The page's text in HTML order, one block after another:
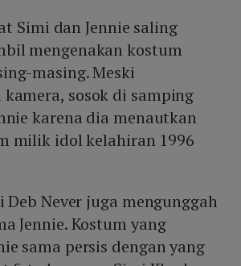
Simi dan Jennie saling
mengenakan kostum
masing. Meski
sosok di samping
karena dia menautkan
milik idol kelahiran 1996
Never juga mengunggah
Jennie. Kostum yang
sama persis dengan yang